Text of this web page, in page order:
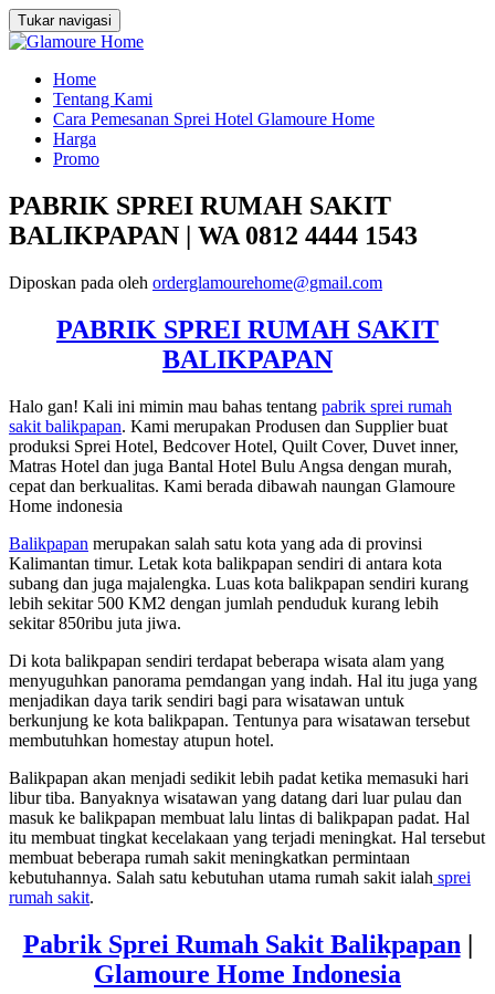
Tukar navigasi
Loncat
konten
Home
Tentang Kami
Cara Pemesanan Sprei Hotel Glamoure Home
Harga
Promo
PABRIK SPREI RUMAH SAKIT
BALIKPAPAN | WA 0812 4444 1543
Diposkan pada oleh orderglamourehome@gmail.com
PABRIK SPREI RUMAH SAKIT
BALIKPAPAN
Halo gan! Kali ini mimin mau bahas tentang pabrik sprei rumah
sakit balikpapan. Kami merupakan Produsen dan Supplier buat
produksi Sprei Hotel, Bedcover Hotel, Quilt Cover, Duvet inner,
Matras Hotel dan juga Bantal Hotel Bulu Angsa dengan murah,
cepat dan berkualitas. Kami berada dibawah naungan Glamoure
Home indonesia
Balikpapan merupakan salah satu kota yang ada di provinsi
Kalimantan timur. Letak kota balikpapan sendiri di antara kota
subang dan juga majalengka. Luas kota balikpapan sendiri kurang
lebih sekitar 500 KM2 dengan jumlah penduduk kurang lebih
sekitar 850ribu juta jiwa.
Di kota balikpapan sendiri terdapat beberapa wisata alam yang
menyuguhkan panorama pemdangan yang indah. Hal itu juga yang
menjadikan daya tarik sendiri bagi para wisatawan untuk
berkunjung ke kota balikpapan. Tentunya para wisatawan tersebut
membutuhkan homestay atupun hotel.
Balikpapan akan menjadi sedikit lebih padat ketika memasuki hari
libur tiba. Banyaknya wisatawan yang datang dari luar pulau dan
masuk ke balikpapan membuat lalu lintas di balikpapan padat. Hal
itu membuat tingkat kecelakaan yang terjadi meningkat. Hal tersebut
membuat beberapa rumah sakit meningkatkan permintaan
kebutuhannya. Salah satu kebutuhan utama rumah sakit ialah sprei
rumah sakit.
Pabrik Sprei Rumah Sakit Balikpapan |
Glamoure Home Indonesia